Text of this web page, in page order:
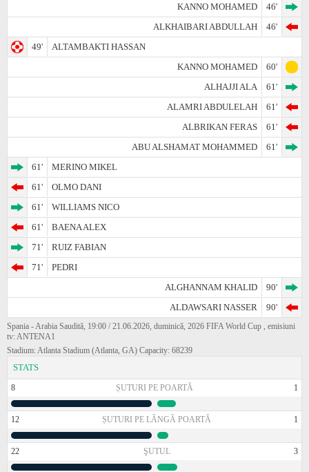
KANNO MOHAMED
46'
ALKHAIBARI ABDULLAH
46'
49'
ALTAMBAKTI HASSAN
KANNO MOHAMED
60'
ALHAJJI ALA
61'
ALAMRI ABDULELAH
61'
ALBRIKAN FERAS
61'
ABU ALSHAMAT MOHAMMED
61'
61'
MERINO MIKEL
61'
OLMO DANI
61'
WILLIAMS NICO
61'
BAENA ALEX
71'
RUIZ FABIAN
71'
PEDRI
ALGHANNAM KHALID
90'
ALDAWSARI NASSER
90'
Spania - Arabia Saudită, 19:00 / 21.06.2026, duminică, 2026 FIFA World Cup , emisiuni
tv: ANTENA1
Stadium: Atlanta Stadium (Atlanta, GA) Capacity: 68239
STATS
8 ȘUTURI PE POARTĂ 1
12 ȘUTURI PE LÂNGĂ POARTĂ 1
22 ŞUTUL 3